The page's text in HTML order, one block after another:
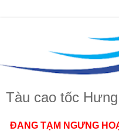
Tàu cao tốc
ĐANG TẠM NGƯNG